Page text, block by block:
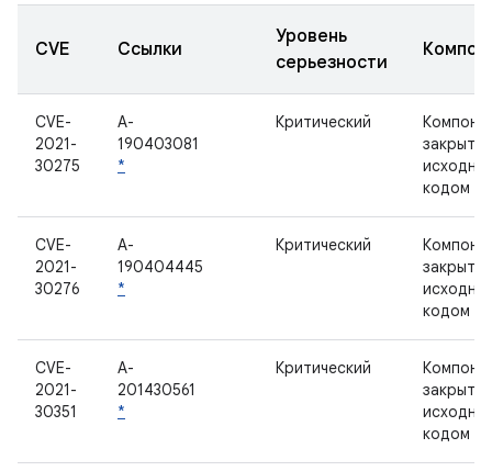
CVE Ссылки
Уровень
серьезности
CVE-
2021-
30275
A-
190403081
*
Критический
кодом
CVE-
2021-
30276
A-
190404445
*
Критический
кодом
CVE-
2021-
30351
A-
201430561
*
Критический
кодом